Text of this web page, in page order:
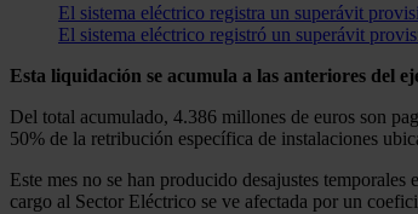
El sistema eléctrico registra un superávit
El sistema eléctrico registró un superávit
Esta liquidación se acumula a las anteriores del
Del total acumulado, 4.386 millones de euros son
50% de la retribución específica de instalaciones
Este mes no se han producido desajustes
cargo al Sector Eléctrico se ve afectada por un